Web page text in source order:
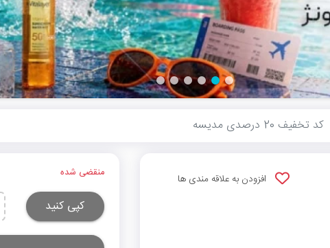
کد تخفیف 20 درصدی مدیسه
افزودن به علاقه مندی ها منقضی شده
کپی کنید